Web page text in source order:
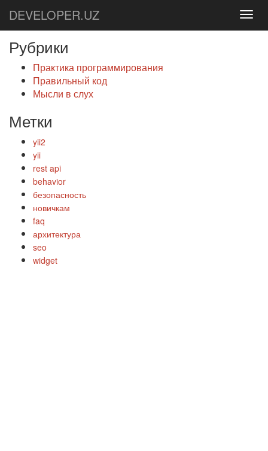
DEVELOPER.UZ
Рубрики
Практика программирования
Правильный код
Мысли в слух
Метки
yii2
yii
rest api
behavior
безопасность
новичкам
faq
архитектура
seo
widget